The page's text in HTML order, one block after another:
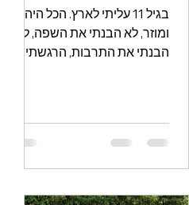
בגיל 11 עליתי לארץ. הכל היה זר
ומוזר, לא הבנתי את השפה, לא
הבנתי את התרבות, הרגשתי
להיות חלק מ, גם כשההשתייכות
באה על חשבון חלקים מהזהות
שלי. אי שם בכיתה ח׳ באולפנת